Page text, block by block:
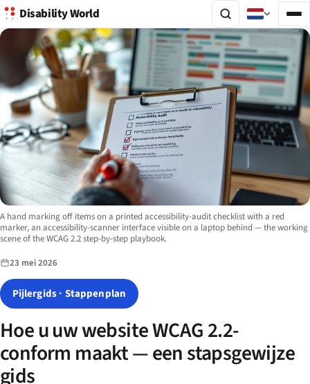
Disability World
Image description:
A hand marking off items on a printed accessibility-audit checklist with a red
marker, an accessibility-scanner interface visible on a laptop behind — the working
scene of the WCAG 2.2 step-by-step playbook.
23 mei 2026
Pijlergids · Stappenplan
Hoe u uw website WCAG 2.2-
conform maakt — een stapsgewijze
gids